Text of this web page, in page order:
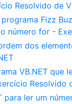
Resolvido de
Fizz
número for -
dos
VB.NET que
Resolvido
para ler um